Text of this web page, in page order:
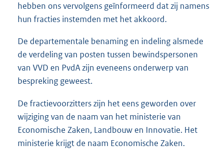
hebben ons vervolgens geïnformeerd dat zij namens
hun fracties instemden met het akkoord.
De departementale benaming en indeling alsmede
de verdeling van posten tussen bewindspersonen
van VVD en PvdA zijn eveneens onderwerp van
bespreking geweest.
De fractievoorzitters zijn het eens geworden over
wijziging van de naam van het ministerie van
Economische Zaken, Landbouw en Innovatie. Het
ministerie krijgt de naam Economische Zaken.